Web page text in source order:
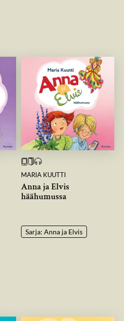
MARIA KUUTTI
Anna ja Elvis
häähumussa
Sarja: Anna ja Elvis